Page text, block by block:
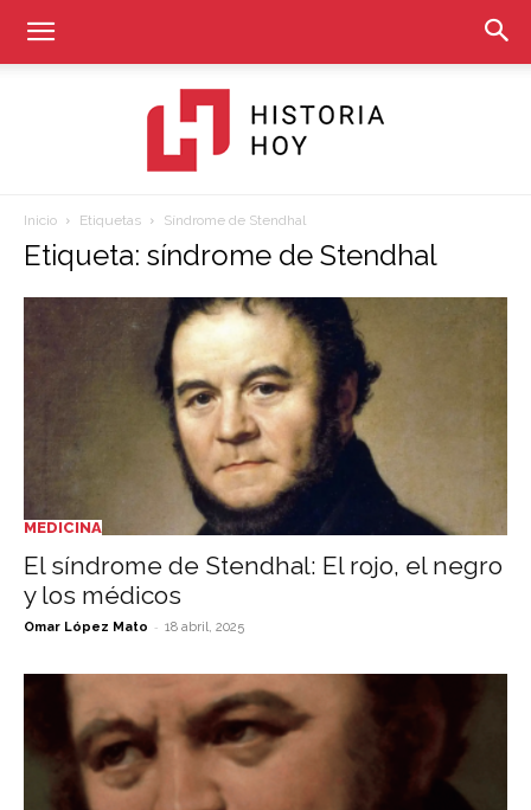
Historia
Hoy
Inicio Etiquetas Síndrome de Stendhal
Etiqueta: síndrome de Stendhal
MEDICINA
El síndrome de Stendhal: El rojo, el negro
y los médicos
Omar López Mato - 18 abril, 2025